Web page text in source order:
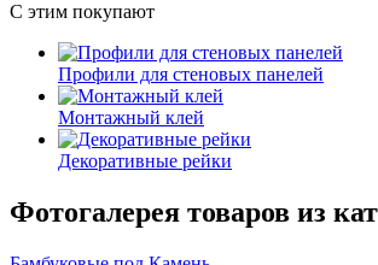
С этим покупают
Профили для стеновых панелей
Монтажный клей
Декоративные рейки
Фотогалерея товаров из